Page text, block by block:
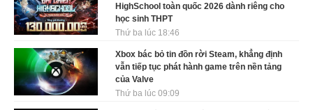
HighSchool toàn quốc 2026 dành riêng cho
học sinh THPT
Thứ ba lúc 18:46
Xbox bác bỏ tin đồn rời Steam, khẳng định
vẫn tiếp tục phát hành game trên nền tảng
của Valve
Thứ ba lúc 09:09